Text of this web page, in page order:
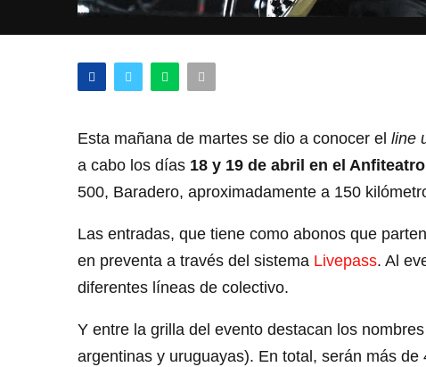
Esta mañana de martes se dio a conocer el line
a cabo los días 18 y 19 de abril en el
500, Baradero, aproximadamente a 150
Las entradas, que tiene como abonos que
en preventa a través del sistema Livepass. Al
diferentes líneas de colectivo.
Y entre la grilla del evento destacan los
argentinas y uruguayas). En total, serán más